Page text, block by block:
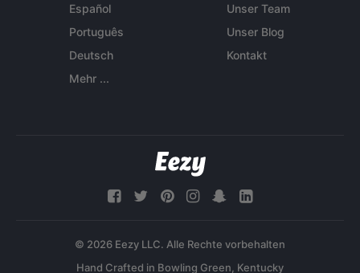
Español
Português
Deutsch
Mehr ...
Unser Team
Unser Blog
Kontakt
© 2026 Eezy LLC. Alle Rechte vorbehalten